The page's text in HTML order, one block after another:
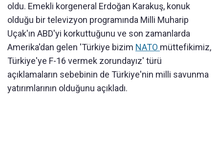
oldu. Emekli korgeneral Erdoğan Karakuş, konuk
olduğu bir televizyon programında Milli Muharip
Uçak'ın ABD'yi korkuttuğunu ve son zamanlarda
Amerika'dan gelen 'Türkiye bizim NATO müttefikimiz,
Türkiye'ye F-16 vermek zorundayız' türü
açıklamaların sebebinin de Türkiye'nin milli savunma
yatırımlarının olduğunu açıkladı.